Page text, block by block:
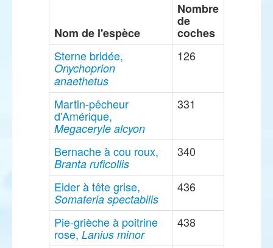
Nom de l'espèce
Nombre
de
coches
Sterne bridée,
Onychoprion
anaethetus
126
Martin-pêcheur
d'Amérique,
Megaceryle alcyon
331
Bernache à cou roux,
Branta ruficollis
340
Eider à tête grise,
Somateria spectabilis
436
Pie-grièche à poitrine
rose, Lanius minor
438